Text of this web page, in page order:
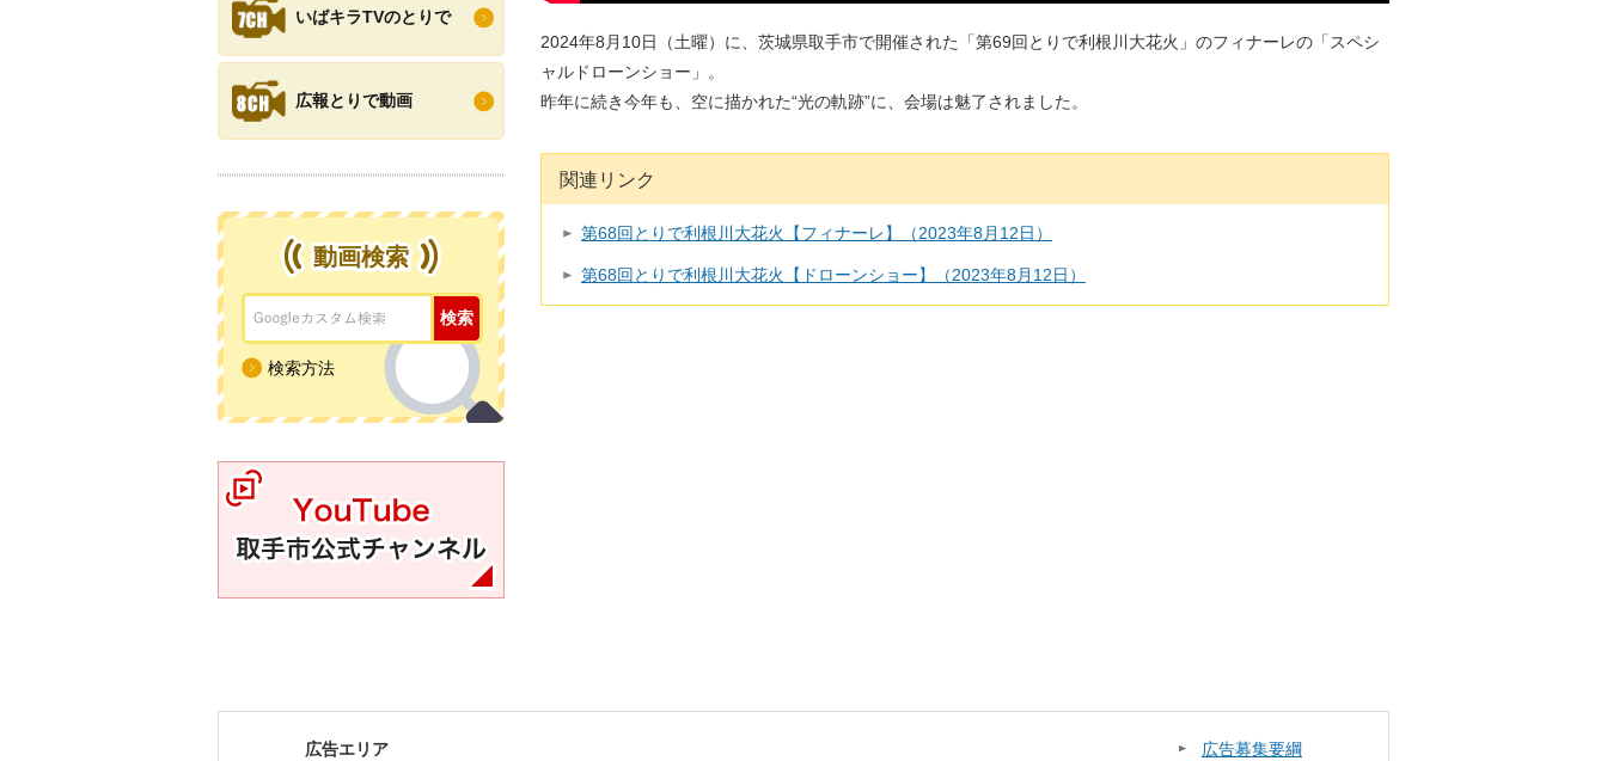
2024年8月10日（土曜）に、茨城県取手市で開催された「第69回とりで利根川大花火」のフィナーレの「スペシ
ャルドローンショー」。
昨年に続き今年も、空に描かれた“光の軌跡”に、会場は魅了されました。
関連リンク
第68回とりで利根川大花火【フィナーレ】（2023年8月12日）
第68回とりで利根川大花火【ドローンショー】（2023年8月12日）
いばキラTVのとりで
広報とりで動画
動画検索
検索方法
YouTube取手市公式チャンネル
広告エリア 広告募集要綱